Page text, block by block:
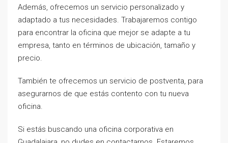
Además, ofrecemos un servicio personalizado y
adaptado a tus necesidades. Trabajaremos contigo
para encontrar la oficina que mejor se adapte a tu
empresa, tanto en términos de ubicación, tamaño y
precio.
También te ofrecemos un servicio de postventa, para
asegurarnos de que estás contento con tu nueva
oficina.
Si estás buscando una oficina corporativa en